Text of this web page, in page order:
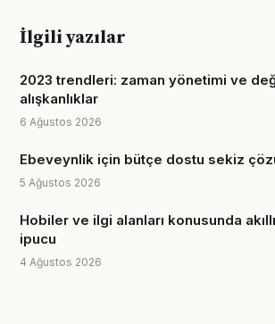
İlgili yazılar
2023 trendleri: zaman yönetimi ve
alışkanlıklar
6 Ağustos 2026
Ebeveynlik için bütçe dostu sekiz
5 Ağustos 2026
Hobiler ve ilgi alanları konusunda
ipucu
4 Ağustos 2026